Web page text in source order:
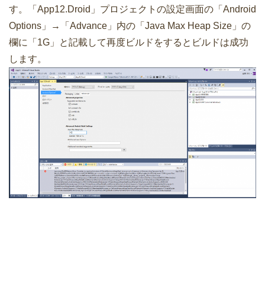
す。「App12.Droid」プロジェクトの設定画面の「Android
Options」→「Advance」内の「Java Max Heap Size」の
欄に「1G」と記載して再度ビルドをするとビルドは成功
します。